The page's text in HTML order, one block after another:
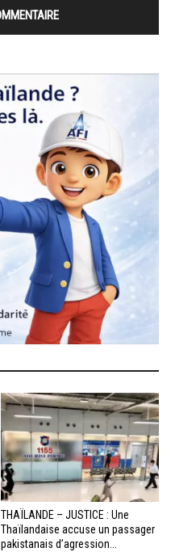
THAÏLANDE – JUSTICE : Une
Thaïlandaise accuse un passager
pakistanais d’agression...